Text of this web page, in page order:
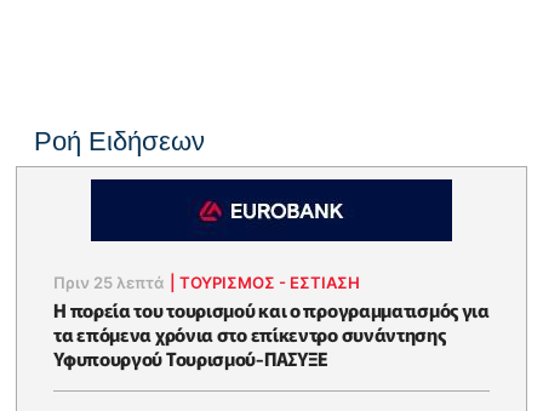
Ροή Ειδήσεων
Πριν 25 λεπτά |ΤΟΥΡΙΣΜΟΣ - ΕΣΤΙΑΣΗ
Η πορεία του τουρισμού και ο προγραμματισμός για
τα επόμενα χρόνια στο επίκεντρο συνάντησης
Υφυπουργού Τουρισμού-ΠΑΣΥΞΕ